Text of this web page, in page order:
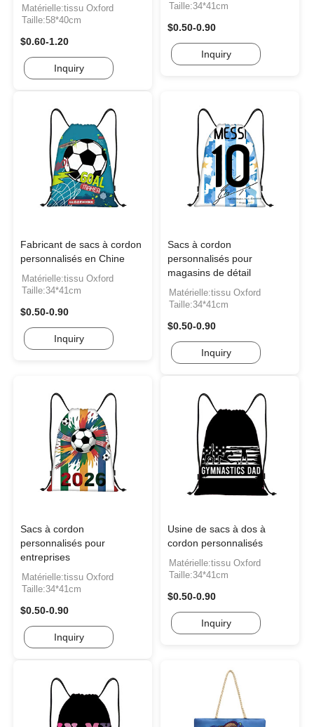
Matérielle:tissu Oxford
Taille:58*40cm
$0.60-1.20
Inquiry
Taille:34*41cm
$0.50-0.90
Inquiry
Fabricant de sacs à cordon
personnalisés en Chine
Matérielle:tissu Oxford
Taille:34*41cm
$0.50-0.90
Inquiry
Sacs à cordon
personnalisés pour
magasins de détail
Matérielle:tissu Oxford
Taille:34*41cm
$0.50-0.90
Inquiry
Sacs à cordon
personnalisés pour
entreprises
Matérielle:tissu Oxford
Taille:34*41cm
$0.50-0.90
Inquiry
Usine de sacs à dos à
cordon personnalisés
Matérielle:tissu Oxford
Taille:34*41cm
$0.50-0.90
Inquiry